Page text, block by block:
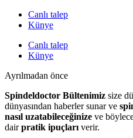
Canlı talep
Künye
Canlı talep
Künye
Ayrılmadan önce
Spindeldoctor Bültenimiz size
dünyasından haberler sunar ve
nasıl uzatabileceğinize ve
dairpratik ipuçları verir.